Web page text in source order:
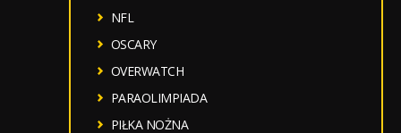
NFL
OSCARY
OVERWATCH
PARAOLIMPIADA
PIŁKA NOŻNA